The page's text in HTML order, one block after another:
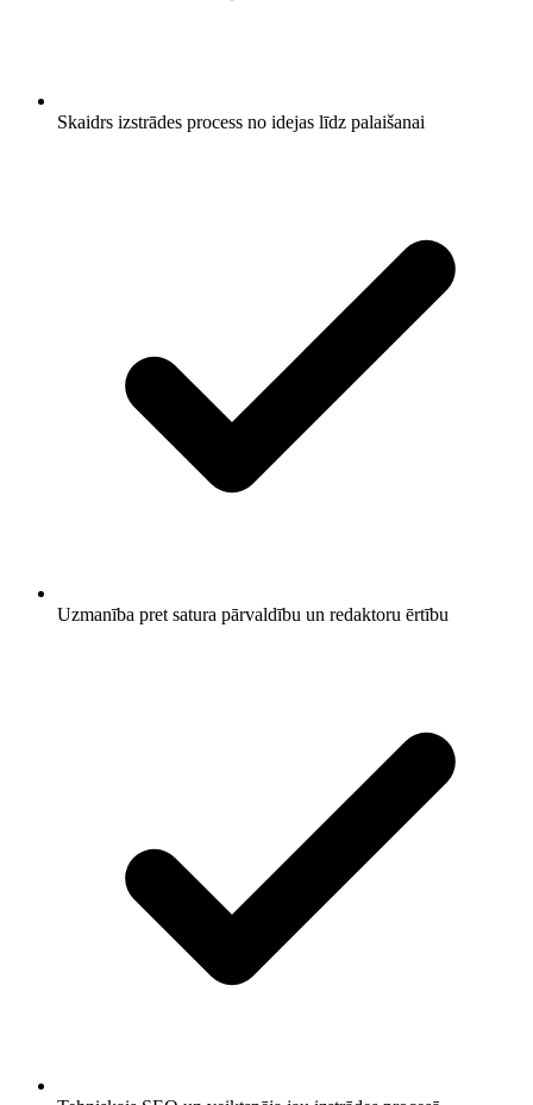
Skaidrs izstrādes process no idejas līdz palaišanai
Uzmanība pret satura pārvaldību un redaktoru ērtību